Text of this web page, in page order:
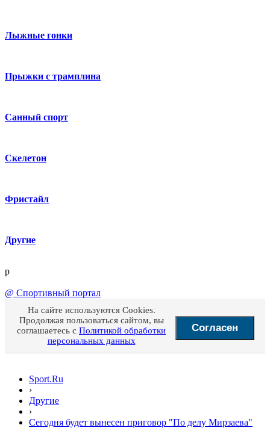
Лыжные гонки
Прыжки с трамплина
Санный спорт
Скелетон
Фристайл
Другие
p
@ Спортивный портал
На сайте используются Cookies.
Продолжая пользоваться сайтом, вы
соглашаетесь с Политикой обработки
персональных данных
Согласен
Sport.Ru
›
Другие
›
Сегодня будет вынесен приговор "По делу Мирзаева"